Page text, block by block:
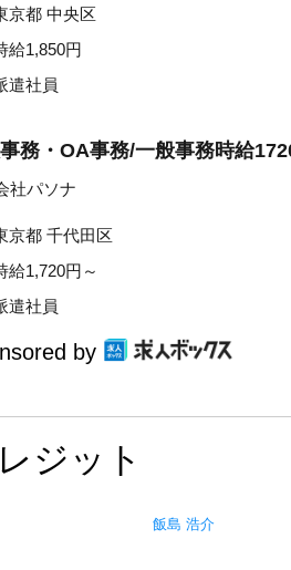
京都 中央区
給1,850円
遣社員
務・OA事務/一般事務時給
社パソナ
京都 千代田区
給1,720円～
遣社員
by
ジット
飯島 浩介